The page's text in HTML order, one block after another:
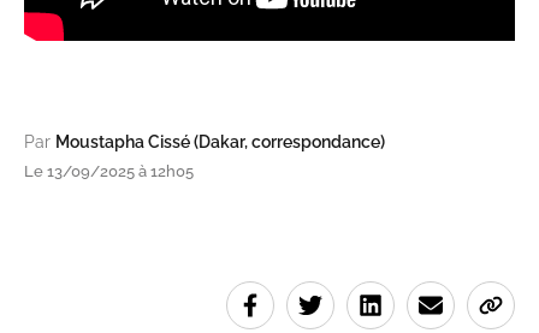
Par Moustapha Cissé (Dakar, correspondance)
Le 13/09/2025 à 12h05